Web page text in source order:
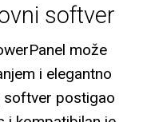
softver
može
i elegantno
softver postigao